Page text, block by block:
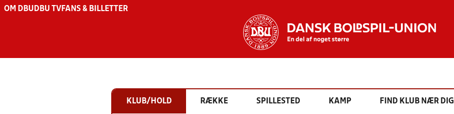
OM DBU DBU TV FANS & BILLETTER
KLUB/HOLD RÆKKE SPILLESTED KAMP FIND KLUB NÆR DIG